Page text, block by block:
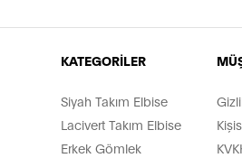
KATEGORİLER
Siyah Takım Elbise
Lacivert Takım Elbise
Erkek Gömlek